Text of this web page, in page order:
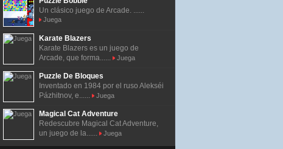
Un clásico juego de Arcade. ......
Juega
Karate Blazers
Karate Blazers es un juego de
Arcade, que forma......
Juega
Puzzle De Bloques
Inventado en 1984 por el ruso Alekséi
Pázhitnov, e......
Juega
Magical Cat Adventure
Redescubre Magical Cat Adventure,
un juego de la......
Juega